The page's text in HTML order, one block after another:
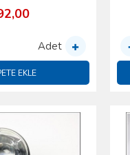
Adet
EKLE